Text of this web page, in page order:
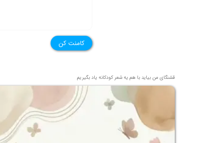
کامنت کن
قشنگای من بيايد با هم یه شعر کودکانه ياد بگیریم